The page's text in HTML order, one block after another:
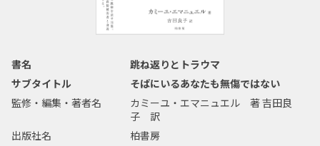
書名
跳ね返りとトラウマ
サブタイトル
そばにいるあなたも無傷ではない
監修・編集・著者名
カミーユ・エマニュエル 著 吉田良
子 訳
出版社名
柏書房